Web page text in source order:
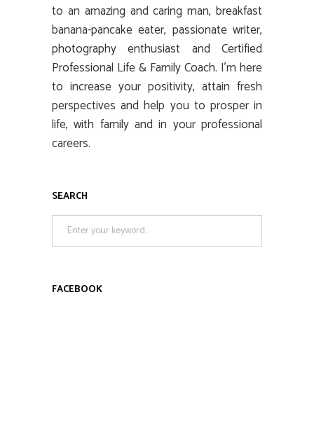
to an amazing and caring man, breakfast
banana-pancake eater, passionate writer,
photography enthusiast and Certified
Professional Life & Family Coach. I’m here
to increase your positivity, attain fresh
perspectives and help you to prosper in
life, with family and in your professional
careers.
SEARCH
Search
FACEBOOK